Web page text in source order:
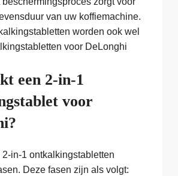
van uw koffiemachine.
worden ook wel
voor DeLonghi
een 2-in-1
voor
in-1 ontkalkingstabletten
Deze fasen zijn als volgt: